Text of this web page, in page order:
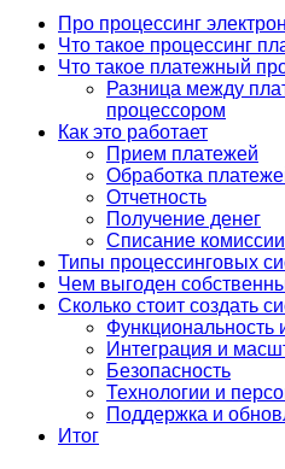
Про процессинг
Что такое процессинг
Что такое платежный
Разница между
процессором
Как это работает
Прием платежей
Обработка
Отчетность
Получение денег
Списание комиссии
Типы процессинговых
Чем выгоден
Сколько стоит создать
Функциональность
Интеграция и
Безопасность
Технологии и
Поддержка и
Итог